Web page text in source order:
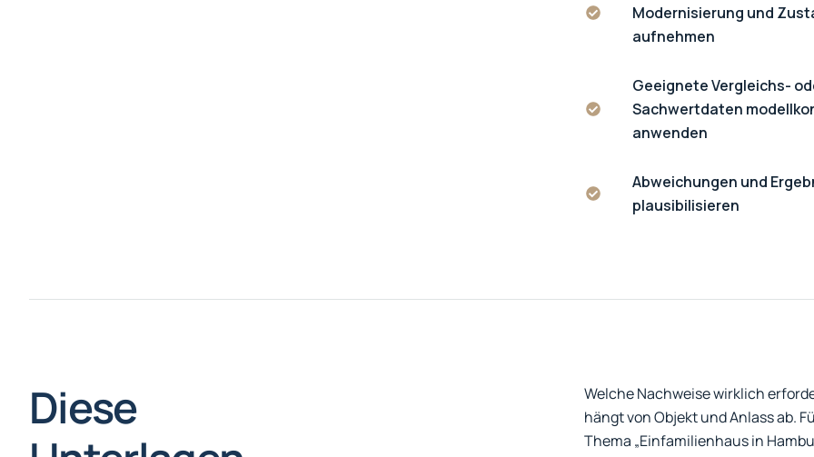
Modernisierung und
aufnehmen
Geeignete Vergleichs-
Sachwertdaten
anwenden
Abweichungen und
plausibilisieren
Diese
Welche Nachweise wirklich
hängt von Objekt und Anlass ab.
Thema „Einfamilienhaus in